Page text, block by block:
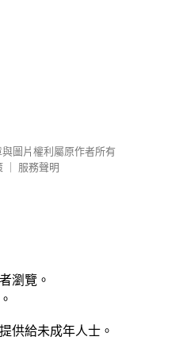
與圖片權利屬原作者所有
服務聲明
瀏覽。
供給未成年人士。